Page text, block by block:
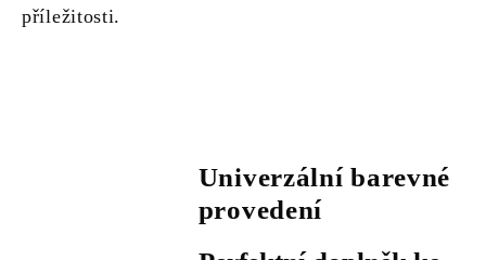
příležitosti.
Univerzální barevné
provedení